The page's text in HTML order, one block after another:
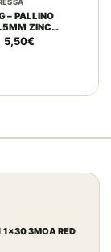
– PALLINO
ZINC
5,50€
1x30 3MOA RED